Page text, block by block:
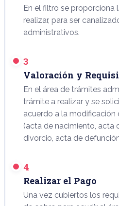
En el filtro se
realizar, para ser
administrativos.
3
Valoración y
En el área de trámites
trámite a realizar y se
acuerdo a la modificación
(acta de nacimiento, acta
divorcio, acta de
4
Realizar el Pago
Una vez cubiertos los